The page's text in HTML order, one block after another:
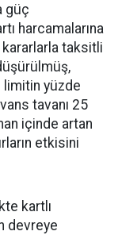
güç
harcamalarına
kararlarla taksitli
limitin yüzde
tavanı 25
içinde artan
etkisini
kartlı
devreye